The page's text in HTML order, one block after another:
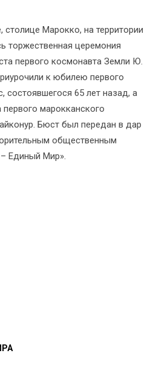
столице Марокко, на территории
торжественная церемония
первого космонавта Земли Ю.
к юбилею первого
состоявшегося 65 лет назад, а
марокканского
Бюст был передан в дар
общественным
Единый Мир».